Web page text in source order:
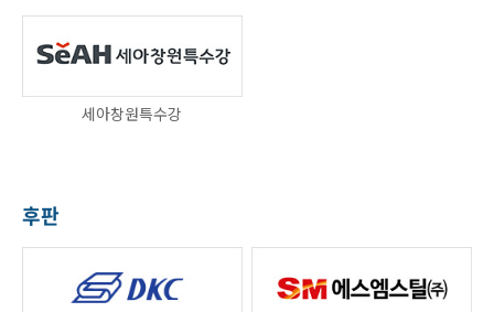
세아창원특수강
후판